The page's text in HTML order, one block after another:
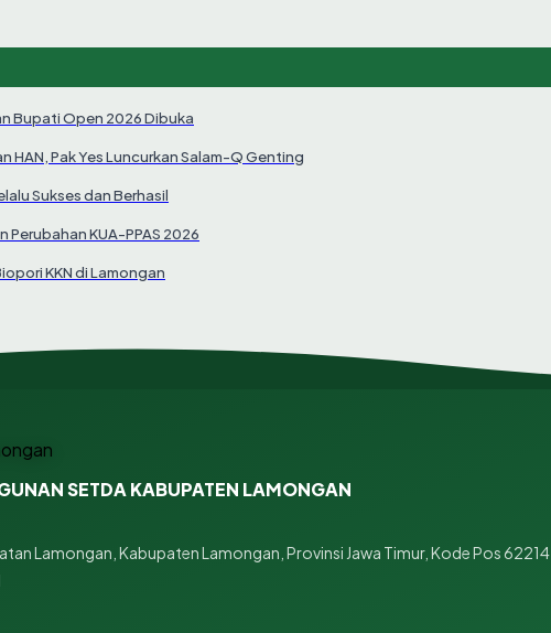
Bupati Open 2026 Dibuka
HAN, Pak Yes Luncurkan Salam-Q Genting
Sukses dan Berhasil
Perubahan KUA-PPAS 2026
KKN di Lamongan
SETDA KABUPATEN LAMONGAN
Lamongan, Kabupaten Lamongan, Provinsi Jawa Timur, Kode Pos 62214